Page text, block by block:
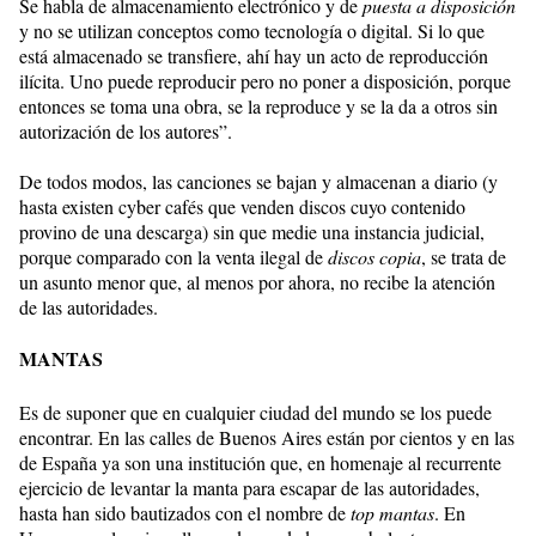
Se habla dealmacenamiento electrónico y depuesta a disposición
y no se utilizan conceptos como tecnología o digital. Si lo que
está almacenado se transfiere, ahí hay un acto de reproducción
ilícita. Uno puede reproducir pero no poner a disposición, porque
entonces se toma una obra, se la reproduce y se la da a otros sin
autorización de los autores”.
De todos modos, las canciones se bajan y almacenan a diario (y
hasta existen cyber cafés que venden discos cuyo contenido
provino de una descarga) sin que medie una instancia judicial,
porque comparado con la venta ilegal dediscos copia, se trata de
un asunto menor que, al menos por ahora, no recibe la atención
de las autoridades.
MANTAS
Es de suponer que en cualquier ciudad del mundo se los puede
encontrar. En las calles de Buenos Aires están por cientos y en las
de España ya son una institución que, en homenaje al recurrente
ejercicio de levantar la manta para escapar de las autoridades,
hasta han sido bautizados con el nombre detop mantas. En